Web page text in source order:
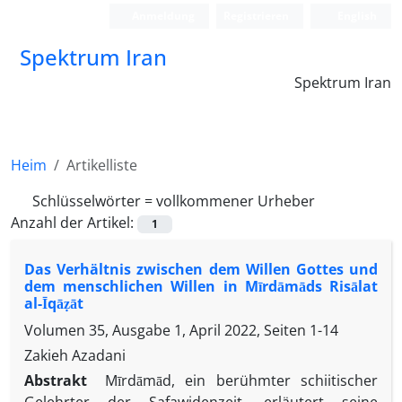
Spektrum Iran
Spektrum Iran
Heim
Artikelliste
Schlüsselwörter =vollkommener Urheber
Anzahl der Artikel:
1
Das Verhältnis zwischen dem Willen Gottes und
dem menschlichen Willen in Mīrdāmāds Risālat
al-Īqāẓāt
Volumen 35, Ausgabe 1, April 2022, Seiten 1-14
Zakieh Azadani
Abstrakt
Mīrdāmād, ein berühmter schiitischer